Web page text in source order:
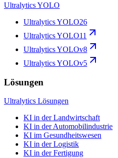
Ultralytics YOLO
Ultralytics YOLO26
Ultralytics YOLO11
Ultralytics YOLOv8
Ultralytics YOLOv5
Lösungen
Ultralytics Lösungen
KI in der Landwirtschaft
KI in der Automobilindustrie
KI im Gesundheitswesen
KI in der Logistik
KI in der Fertigung